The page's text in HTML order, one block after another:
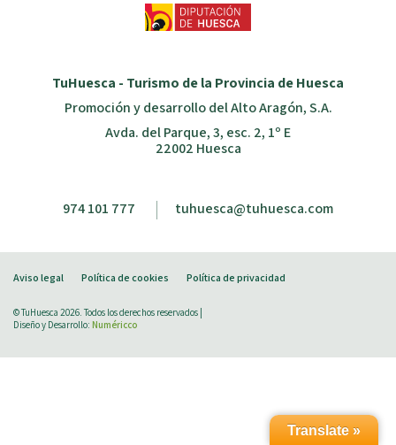
TuHuesca - Turismo de la Provincia de Huesca
Promoción y desarrollo del Alto Aragón, S.A.
Avda. del Parque, 3, esc. 2, 1º E
22002 Huesca
974 101 777 tuhuesca@tuhuesca.com
Aviso legal Política de cookies Política de privacidad
© TuHuesca 2026. Todos los derechos reservados |
Diseño y Desarrollo: Numéricco
Translate »